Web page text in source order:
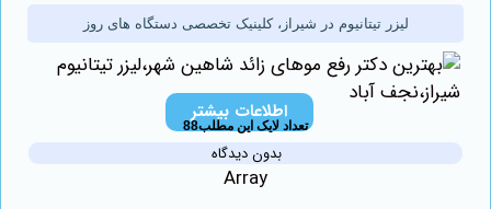
لیزر تیتانیوم در شیراز، کلینیک تخصصی دستگاه های روز
اطلاعات بیشتر
تعداد لایک این مطلب88
بدون دیدگاه